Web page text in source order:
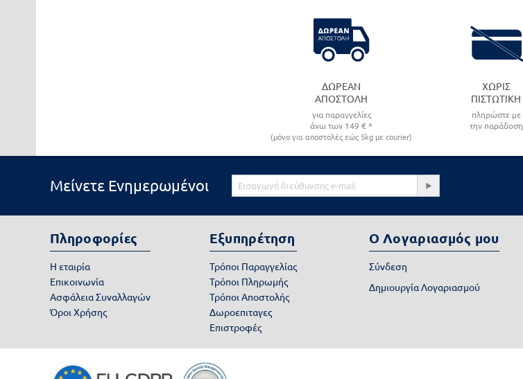
ΔΩΡΕΑΝ
ΑΠΟΣΤΟΛΗ
για παραγγελίες
άνω των 149 € *
(μόνο για αποστολές εώς 5kg με courier)
ΧΩΡΙΣ
ΠΙΣΤΩΤΙΚΗ
πληρώστε με
την παράδοση
Μείνετε Ενημερωμένοι
Πληροφορίες
Η εταιρία
Επικοινωνία
Ασφάλεια Συναλλαγών
Όροι Χρήσης
Εξυπηρέτηση
Τρόποι Παραγγελίας
Τρόποι Πληρωμής
Τρόποι Αποστολής
Δωροεπιταγες
Επιστροφές
Ο Λογαριασμός μου
Σύνδεση
Δημιουργία Λογαριασμού